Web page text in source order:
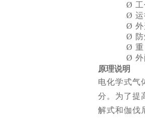
Ø
Ø
Ø
Ø
Ø 重
Ø
原理说明
电化学式气
分。为了提
解式和伽伐